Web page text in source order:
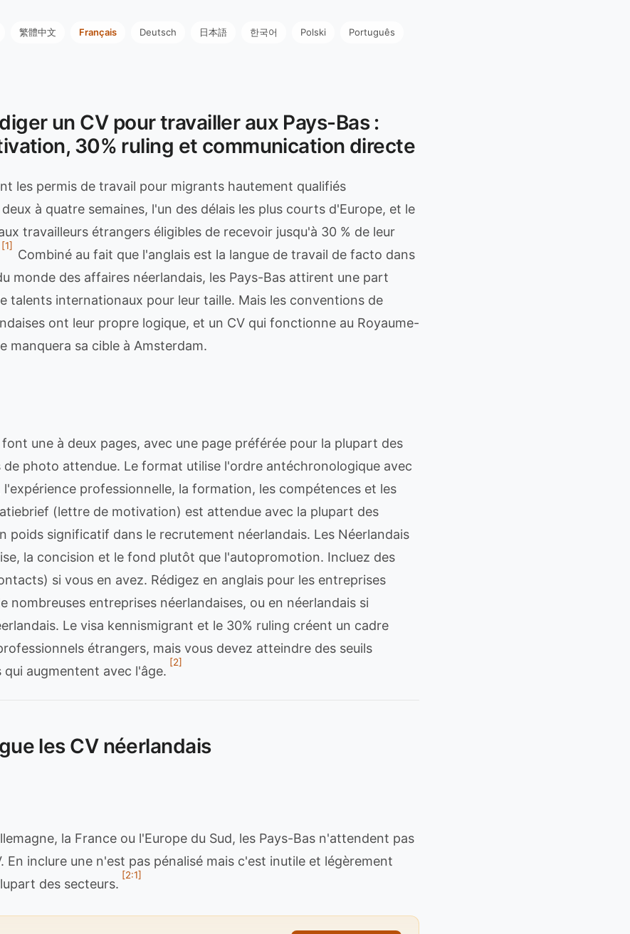
繁體中文 Français Deutsch 日本語 한국어 Polski Português
un CV pour travailler aux Pays-Bas :
30% ruling et communication directe
les permis de travail pour migrants hautement qualifiés
à quatre semaines, l'un des délais les plus courts d'Europe, et le
travailleurs étrangers éligibles de recevoir jusqu'à 30 % de leur
[1]
Combiné au fait que l'anglais est la langue de travail de facto dans
monde des affaires néerlandais, les Pays-Bas attirent une part
talents internationaux pour leur taille. Mais les conventions de
ont leur propre logique, et un CV qui fonctionne au Royaume-
manquera sa cible à Amsterdam.
font une à deux pages, avec une page préférée pour la plupart des
de photo attendue. Le format utilise l'ordre antéchronologique avec
professionnelle, la formation, les compétences et les
(lettre de motivation) est attendue avec la plupart des
poids significatif dans le recrutement néerlandais. Les Néerlandais
la concision et le fond plutôt que l'autopromotion. Incluez des
si vous en avez. Rédigez en anglais pour les entreprises
nombreuses entreprises néerlandaises, ou en néerlandais si
Le visa kennismigrant et le 30% ruling créent un cadre
étrangers, mais vous devez atteindre des seuils
qui augmentent avec l'âge.
[2]
les CV néerlandais
la France ou l'Europe du Sud, les Pays-Bas n'attendent pas
En inclure une n'est pas pénalisé mais c'est inutile et légèrement
des secteurs.
[2:1]